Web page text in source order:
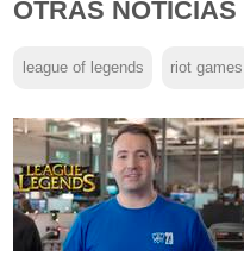
OTRAS
league of legends riot games